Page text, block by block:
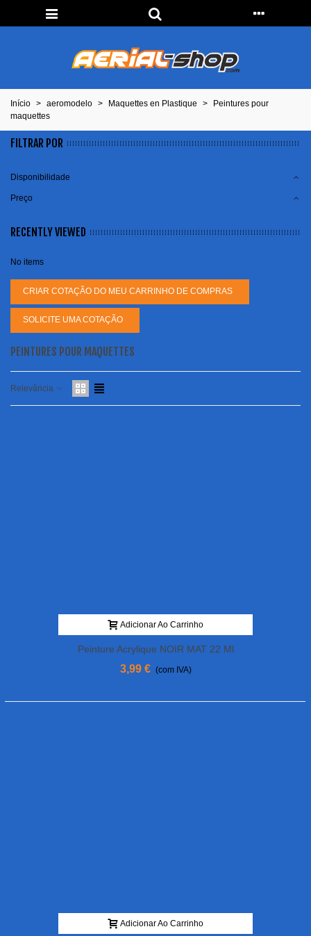
Início > aeromodelo > Maquettes en Plastique >
Peintures pour
maquettes
FILTRAR POR
Disponibilidade
Preço
RECENTLY VIEWED
No items
CRIAR COTAÇÃO DO MEU CARRINHO DE COMPRAS
SOLICITE UMA COTAÇÃO
PEINTURES POUR MAQUETTES
Relevância
Adicionar Ao Carrinho
Peinture Acrylique NOIR MAT 22 Ml
3,99 € (com IVA)
Adicionar Ao Carrinho